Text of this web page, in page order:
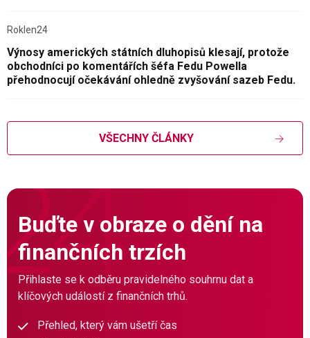
Roklen24
Výnosy amerických státních dluhopisů klesají, protože
obchodníci po komentářích šéfa Fedu Powella
přehodnocují očekávání ohledně zvyšování sazeb Fedu.
VŠECHNY ČLÁNKY
Buďte v obraze o dění na
finančních trzích
Přihlaste se k odběru pravidelného souhrnu dat a
klíčových událostí z finančních trhů.
Přehled, který vám ušetří čas